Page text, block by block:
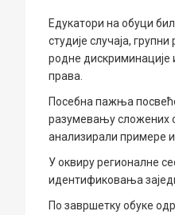
Едукатори на обуци
студије случаја,
родне дискриминације
права.
Посебна пажња
разумевању сложених
анализирали примере
У оквиру регионалне
идентификовања
По завршетку обуке